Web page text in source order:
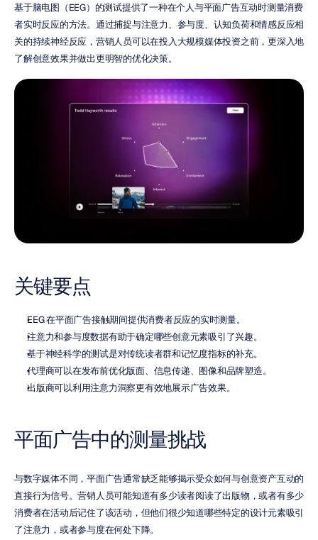
基于脑电图（EEG）的测试提供了一种在个人与平面广告互动时测量消费
者实时反应的方法。通过捕捉与注意力、参与度、认知负荷和情感反应相
关的持续神经反应，营销人员可以在投入大规模媒体投资之前，更深入地
了解创意效果并做出更明智的优化决策。
关键要点
EEG 在平面广告接触期间提供消费者反应的实时测量。
注意力和参与度数据有助于确定哪些创意元素吸引了兴趣。
基于神经科学的测试是对传统读者群和记忆度指标的补充。
代理商可以在发布前优化版面、信息传递、图像和品牌塑造。
出版商可以利用注意力洞察更有效地展示广告效果。
平面广告中的测量挑战
与数字媒体不同，平面广告通常缺乏能够揭示受众如何与创意资产互动的
直接行为信号。营销人员可能知道有多少读者阅读了出版物，或者有多少
消费者在活动后记住了该活动，但他们很少知道哪些特定的设计元素吸引
了注意力，或者参与度在何处下降。